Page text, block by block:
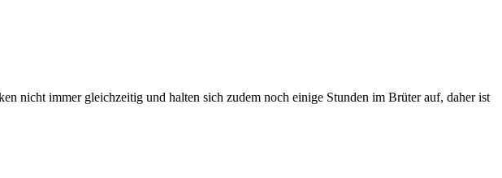
nicht immer gleichzeitig und halten sich zudem noch einige Stunden im Brüter auf, daher ist